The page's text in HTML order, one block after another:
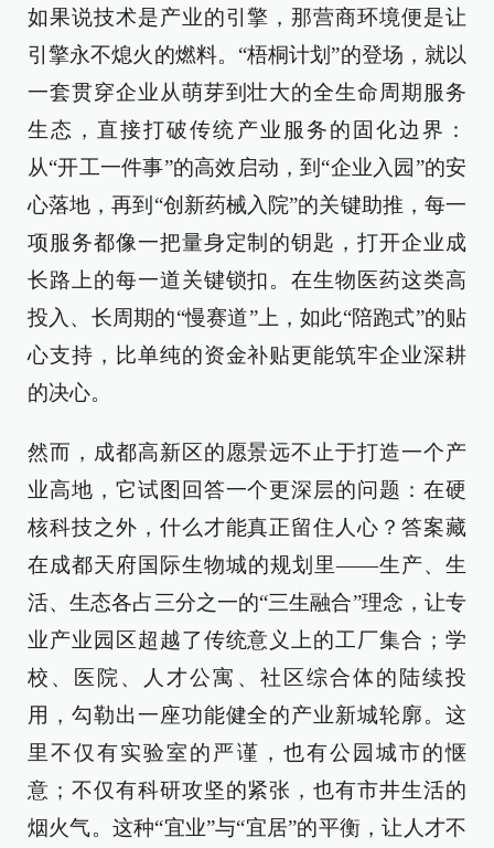
如果说技术是产业的引擎，那营商环境便是让
引擎永不熄火的燃料。“梧桐计划”的登场，就以
一套贯穿企业从萌芽到壮大的全生命周期服务
生态，直接打破传统产业服务的固化边界：
从“开工一件事”的高效启动，到“企业入园”的安
心落地，再到“创新药械入院”的关键助推，每一
项服务都像一把量身定制的钥匙，打开企业成
长路上的每一道关键锁扣。在生物医药这类高
投入、长周期的“慢赛道”上，如此“陪跑式”的贴
心支持，比单纯的资金补贴更能筑牢企业深耕
的决心。
然而，成都高新区的愿景远不止于打造一个产
业高地，它试图回答一个更深层的问题：在硬
核科技之外，什么才能真正留住人心？答案藏
在成都天府国际生物城的规划里——生产、生
活、生态各占三分之一的“三生融合”理念，让专
业产业园区超越了传统意义上的工厂集合；学
校、医院、人才公寓、社区综合体的陆续投
用，勾勒出一座功能健全的产业新城轮廓。这
里不仅有实验室的严谨，也有公园城市的惬
意；不仅有科研攻坚的紧张，也有市井生活的
烟火气。这种“宜业”与“宜居”的平衡，让人才不